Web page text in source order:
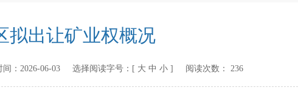
拟出让矿业权概况
： 2026-06-03选择阅读字号：[ 大 中 小] 阅读次数： 236